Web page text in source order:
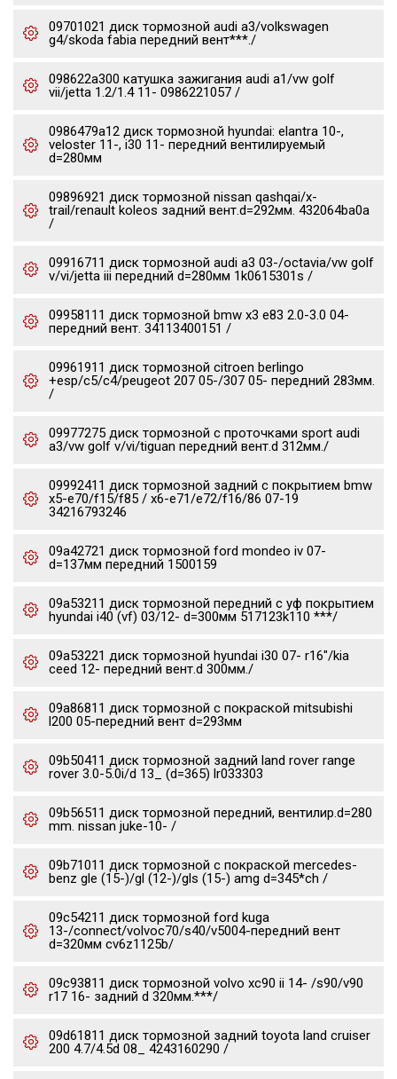
09701021 диск тормозной audi a3/volkswagen
g4/skoda fabia передний вент***./
098622a300 катушка зажигания audi a1/vw golf
vii/jetta 1.2/1.4 11- 0986221057 /
0986479a12 диск тормозной hyundai: elantra 10-,
veloster 11-, i30 11- передний вентилируемый
d=280мм
09896921 диск тормозной nissan qashqai/x-
trail/renault koleos задний вент.d=292мм. 432064ba0a
/
09916711 диск тормозной audi a3 03-/octavia/vw golf
v/vi/jetta iii передний d=280мм 1k0615301s /
09958111 диск тормозной bmw x3 e83 2.0-3.0 04-
передний вент. 34113400151 /
09961911 диск тормозной citroen berlingo
+esp/c5/c4/peugeot 207 05-/307 05- передний 283мм.
/
09977275 диск тормозной c проточками sport audi
a3/vw golf v/vi/tiguan передний вент.d 312мм./
09992411 диск тормозной задний с покрытием bmw
x5-e70/f15/f85 / x6-e71/e72/f16/86 07-19
34216793246
09a42721 диск тормозной ford mondeo iv 07-
d=137мм передний 1500159
09a53211 диск тормозной передний с уф покрытием
hyundai i40 (vf) 03/12- d=300мм 517123k110 ***/
09a53221 диск тормозной hyundai i30 07- r16"/kia
ceed 12- передний вент.d 300мм./
09a86811 диск тормозной с покраской mitsubishi
l200 05-передний вент d=293мм
09b50411 диск тормозной задний land rover range
rover 3.0-5.0i/d 13_ (d=365) lr033303
09b56511 диск тормозной передний, вентилир.d=280
mm. nissan juke-10- /
09b71011 диск тормозной с покраской mercedes-
benz gle (15-)/gl (12-)/gls (15-) amg d=345*ch /
09c54211 диск тормозной ford kuga
13-/connect/volvoc70/s40/v5004-передний вент
d=320мм cv6z1125b/
09c93811 диск тормозной volvo xc90 ii 14- /s90/v90
r17 16- задний d 320мм.***/
09d61811 диск тормозной задний toyota land cruiser
200 4.7/4.5d 08_ 4243160290 /